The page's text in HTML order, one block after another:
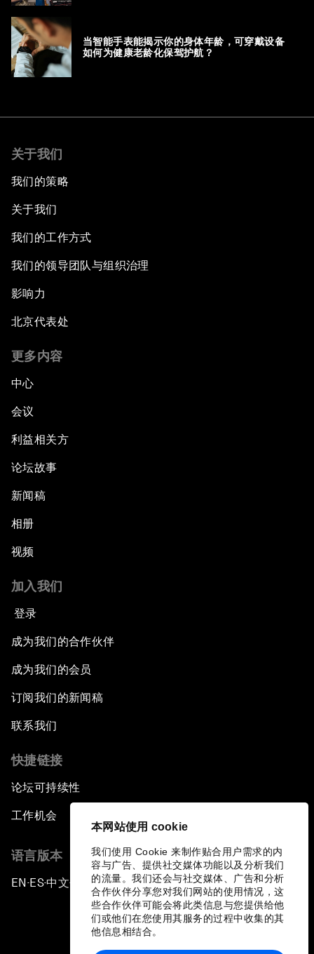
本网站使用 cookie
我们使用 Cookie 来制作贴合用户需求的内
容与广告、提供社交媒体功能以及分析我们
的流量。我们还会与社交媒体、广告和分析
合作伙伴分享您对我们网站的使用情况，这
些合作伙伴可能会将此类信息与您提供给他
们或他们在您使用其服务的过程中收集的其
他信息相结合。
当智能手表能揭示你的身体年龄，可穿戴设备
如何为健康老龄化保驾护航？
关于我们
我们的策略
关于我们
我们的工作方式
我们的领导团队与组织治理
影响力
北京代表处
更多内容
中心
会议
利益相关方
论坛故事
新闻稿
相册
视频
加入我们
登录
成为我们的合作伙伴
成为我们的会员
订阅我们的新闻稿
联系我们
快捷链接
论坛可持续性
工作机会
语言版本
EN ▪ ES▪中文▪ 日本語